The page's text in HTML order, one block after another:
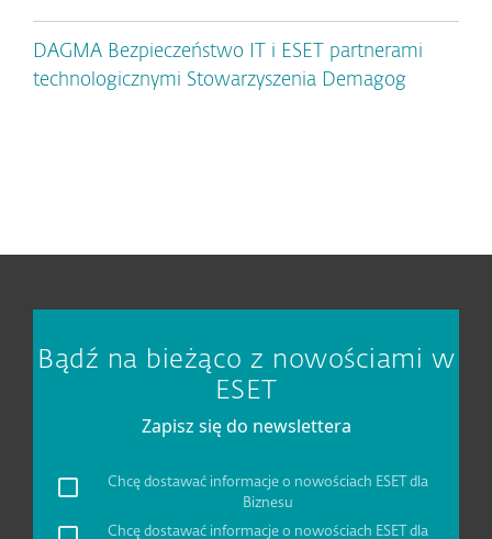
DAGMA Bezpieczeństwo IT i ESET partnerami
technologicznymi Stowarzyszenia Demagog